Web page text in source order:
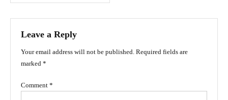
navigation
Leave a Reply
Your email address will not be published. Required fields are
marked *
Comment *